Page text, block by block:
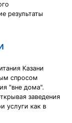
результаты
Казани
спросом
"вне дома".
заведения
услуги как в